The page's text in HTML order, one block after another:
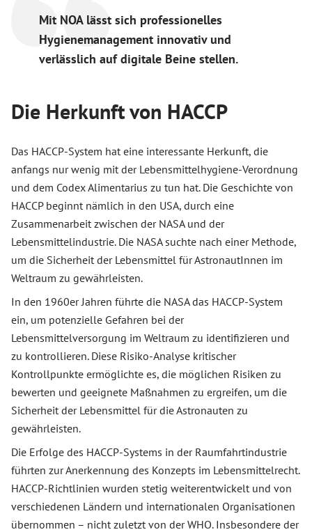
Die Herkunft von HACCP
Das HACCP-System hat eine interessante Herkunft, die
anfangs nur wenig mit der Lebensmittelhygiene-Verordnung
und dem Codex Alimentarius zu tun hat. Die Geschichte von
HACCP beginnt nämlich in den USA, durch eine
Zusammenarbeit zwischen der NASA und der
Lebensmittelindustrie. Die NASA suchte nach einer Methode,
um die Sicherheit der Lebensmittel für AstronautInnen im
Weltraum zu gewährleisten.
In den 1960er Jahren führte die NASA das HACCP-System
ein, um potenzielle Gefahren bei der
Lebensmittelversorgung im Weltraum zu identifizieren und
zu kontrollieren. Diese Risiko-Analyse kritischer
Kontrollpunkte ermöglichte es, die möglichen Risiken zu
bewerten und geeignete Maßnahmen zu ergreifen, um die
Sicherheit der Lebensmittel für die Astronauten zu
gewährleisten.
Die Erfolge des HACCP-Systems in der Raumfahrtindustrie
führten zur Anerkennung des Konzepts im Lebensmittelrecht.
HACCP-Richtlinien wurden stetig weiterentwickelt und von
verschiedenen Ländern und internationalen Organisationen
übernommen – nicht zuletzt von der WHO. Insbesondere der
Mit NOA lässt sich professionelles
Hygienemanagement innovativ und
verlässlich auf digitale Beine stellen.